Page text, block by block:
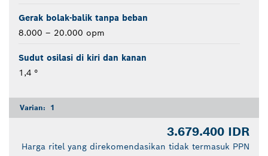
Gerak bolak-balik tanpa beban
8.000 – 20.000 opm
Sudut osilasi di kiri dan kanan
1,4 °
Varian: 1
3.679.400 IDR
Harga ritel yang direkomendasikan tidak termasuk PPN